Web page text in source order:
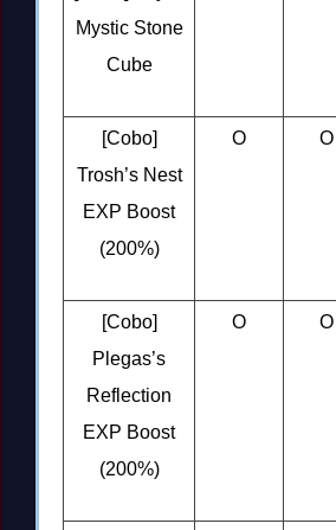
Mystic Stone
Cube
[Cobo]
Trosh’s Nest
EXP Boost
(200%)
O O
[Cobo]
Plegas’s
Reflection
EXP Boost
(200%)
O O